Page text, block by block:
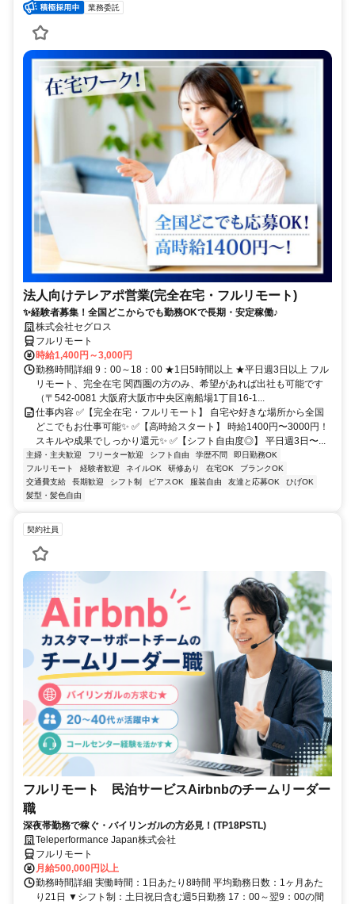
業務委託
法人向けテレアポ営業(完全在宅・フルリモート)
✨経験者募集！全国どこからでも勤務OKで長期・安定稼働♪
株式会社セグロス
フルリモート
時給1,400円～3,000円
勤務時間詳細 9：00～18：00 ★1日5時間以上 ★平日週3日以上 フル
リモート、完全在宅 関西圏の方のみ、希望があれば出社も可能です
（〒542-0081 大阪府大阪市中央区南船場1丁目16-1...
仕事内容 ✅【完全在宅・フルリモート】 自宅や好きな場所から全国
どこでもお仕事可能✨ ✅【高時給スタート】 時給1400円〜3000円！
スキルや成果でしっかり還元✨ ✅【シフト自由度◎】 平日週3日〜...
主婦・主夫歓迎 フリーター歓迎 シフト自由 学歴不問
即日勤務OK
フルリモート
経験者歓迎 ネイルOK 研修あり 在宅OK
ブランクOK
交通費支給
長期歓迎 シフト制 ピアスOK 服装自由 友達と応募OK
ひげOK
髪型・髪色自由
契約社員
フルリモート 民泊サービスAirbnbのチームリーダー
職
深夜帯勤務で稼ぐ・バイリンガルの方必見！(TP18PSTL)
Teleperformance Japan株式会社
フルリモート
月給500,000円以上
勤務時間詳細 実働時間：1日あたり8時間 平均勤務日数：1ヶ月あた
り21日 ▼シフト制：土日祝日含む週5日勤務 17：00～翌9：00の間